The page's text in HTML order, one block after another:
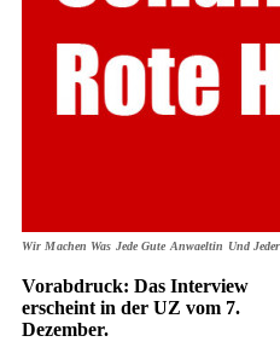
Wir Machen Was Jede Gute Anwaeltin Und
Vorabdruck: Das Interview
erscheint in der UZ vom 7.
Dezember.